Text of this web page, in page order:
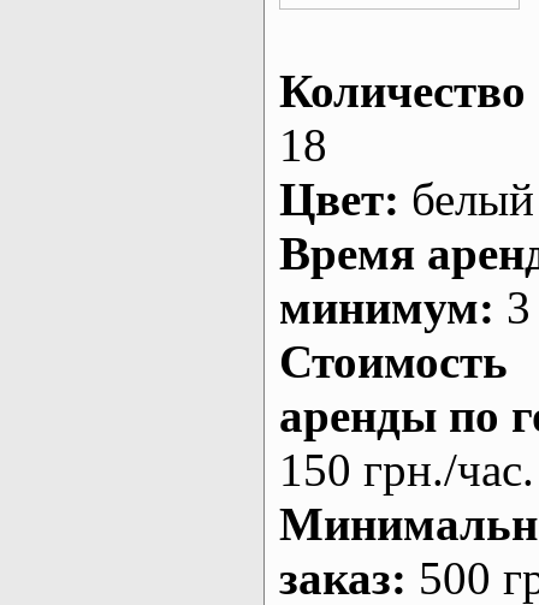
Количество
18
Цвет: белый
Время
минимум:
Стоимость
аренды по
150 грн./час.
заказ: 500